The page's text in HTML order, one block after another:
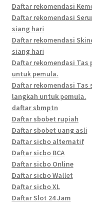
Daftar rekomendasi
Daftar rekomendasi
siang hari
Daftar rekomendasi
siang hari
Daftar rekomendasi
untuk pemula.
Daftar rekomendasi
langkah untuk pemula.
daftar sbmptn
Daftar sbobet rupiah
Daftar sbobet uang asli
Daftar sicbo alternatif
Daftar sicbo BCA
Daftar sicbo Online
Daftar sicbo Wallet
Daftar sicbo XL
Daftar Slot 24 Jam